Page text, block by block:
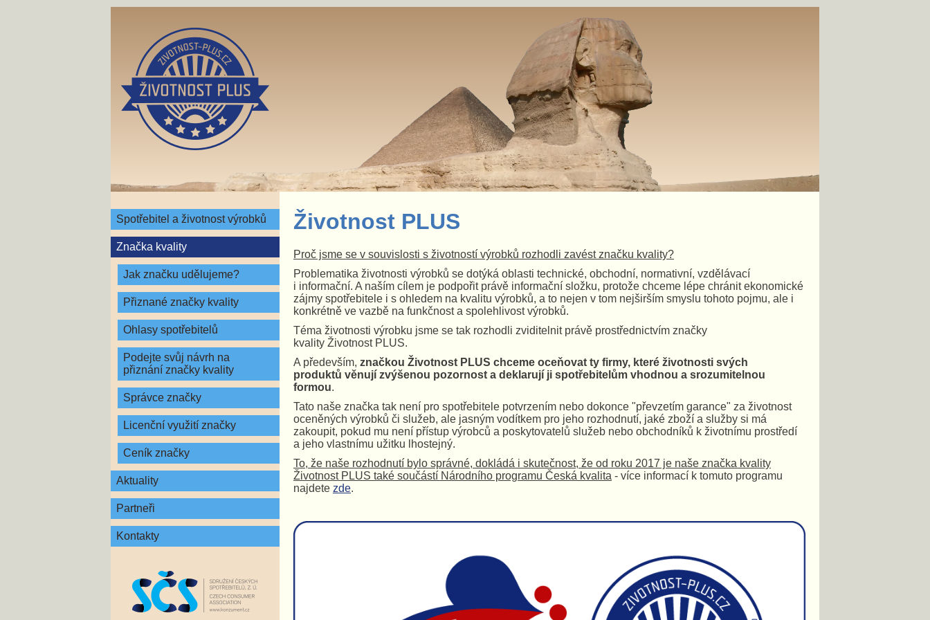
Spotřebitel a životnost výrobků
Značka kvality
Jak značku udělujeme?
Přiznané značky kvality
Ohlasy spotřebitelů
Podejte svůj návrh na
přiznání značky kvality
Správce značky
Licenční využití značky
Ceník značky
Aktuality
Partneři
Kontakty
Životnost PLUS
Proč jsme se v souvislosti s životností výrobků rozhodli zavést značku kvality?
Problematika životnosti výrobků se dotýká oblasti technické, obchodní, normativní, vzdělávací
i informační. A naším cílem je podpořit právě informační složku, protože chceme lépe chránit ekonomické
zájmy spotřebitele i s ohledem na kvalitu výrobků, a to nejen v tom nejširším smyslu tohoto pojmu, ale i
konkrétně ve vazbě na funkčnost a spolehlivost výrobků.
Téma životnosti výrobku jsme se tak rozhodli zviditelnit právě prostřednictvím značky
kvality Životnost PLUS.
A především, značkou Životnost PLUS chceme oceňovat ty firmy, které životnosti svých
produktů věnují zvýšenou pozornost a deklarují ji spotřebitelům vhodnou a srozumitelnou
formou.
Tato naše značka tak není pro spotřebitele potvrzením nebo dokonce "převzetím garance" za životnost
oceněných výrobků či služeb, ale jasným vodítkem pro jeho rozhodnutí, jaké zboží a služby si má
zakoupit, pokud mu není přístup výrobců a poskytovatelů služeb nebo obchodníků k životnímu prostředí
a jeho vlastnímu užitku lhostejný.
To, že naše rozhodnutí bylo správné, dokládá i skutečnost, že od roku 2017 je naše značka kvality
Životnost PLUS také součástí Národního programu Česká kvalita - více informací k tomuto programu
najdete zde.